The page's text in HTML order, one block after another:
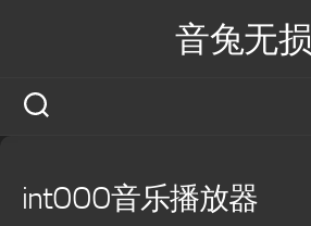
音兔无损
intOOO音乐播放器